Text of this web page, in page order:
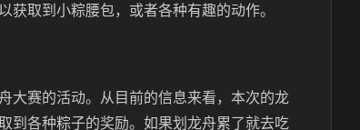
取到小粽腰包，或者各种有趣的动作。
大赛的活动。从目前的信息来看，本次的龙
到各种粽子的奖励。如果划龙舟累了就去吃